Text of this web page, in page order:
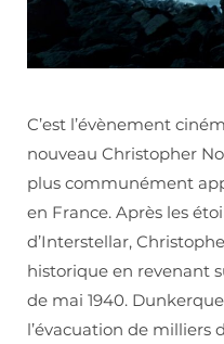
C’est l’évènement
nouveau Christopher
plus communément
en France. Après les
d’Interstellar,
historique en revenant
de mai 1940. Dunkerque
l’évacuation de milliers